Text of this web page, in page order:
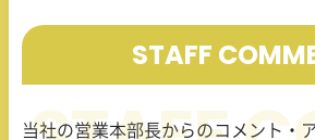
STAFF
当社の営業本部長からのコメント・